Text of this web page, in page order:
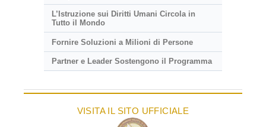
L’Istruzione sui Diritti Umani Circola in
Tutto il Mondo
Fornire Soluzioni a Milioni di Persone
Partner e Leader Sostengono il Programma
VISITA IL SITO UFFICIALE